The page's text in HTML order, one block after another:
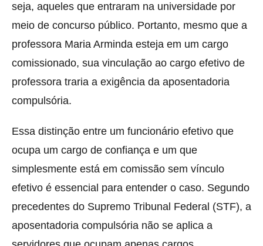
seja, aqueles que entraram na universidade por
meio de concurso público. Portanto, mesmo que a
professora Maria Arminda esteja em um cargo
comissionado, sua vinculação ao cargo efetivo de
professora traria a exigência da aposentadoria
compulsória.
Essa distinção entre um funcionário efetivo que
ocupa um cargo de confiança e um que
simplesmente está em comissão sem vínculo
efetivo é essencial para entender o caso. Segundo
precedentes do Supremo Tribunal Federal (STF), a
aposentadoria compulsória não se aplica a